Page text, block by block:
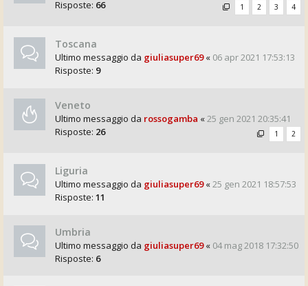
Risposte: 66 1 2 3 4
Toscana
Ultimo messaggio da giuliasuper69« 06 apr 2021 17:53:13
Risposte: 9
Veneto
Ultimo messaggio da rossogamba «25 gen 2021 20:35:41
Risposte: 26 1 2
Liguria
Ultimo messaggio da giuliasuper69«25 gen 2021 18:57:53
Risposte: 11
Umbria
Ultimo messaggio da giuliasuper69« 04 mag 2018 17:32:50
Risposte: 6